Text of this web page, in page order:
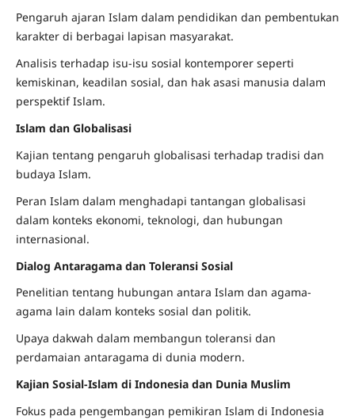
Pengaruh ajaran Islam dalam pendidikan dan pembentukan
karakter di berbagai lapisan masyarakat.
Analisis terhadap isu-isu sosial kontemporer seperti
kemiskinan, keadilan sosial, dan hak asasi manusia dalam
perspektif Islam.
Islam dan Globalisasi
Kajian tentang pengaruh globalisasi terhadap tradisi dan
budaya Islam.
Peran Islam dalam menghadapi tantangan globalisasi
dalam konteks ekonomi, teknologi, dan hubungan
internasional.
Dialog Antaragama dan Toleransi Sosial
Penelitian tentang hubungan antara Islam dan agama-
agama lain dalam konteks sosial dan politik.
Upaya dakwah dalam membangun toleransi dan
perdamaian antaragama di dunia modern.
Kajian Sosial-Islam di Indonesia dan Dunia Muslim
Fokus pada pengembangan pemikiran Islam di Indonesia